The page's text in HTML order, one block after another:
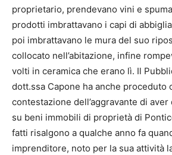
proprietario, prendevano vini e
prodotti imbrattavano i capi di
poi imbrattavano le mura del suo
collocato nell’abitazione, infine
volti in ceramica che erano lì. Il
dott.ssa Capone ha anche proceduto
contestazione dell’aggravante di
su beni immobili di proprietà di
fatti risalgono a qualche anno fa
imprenditore, noto per la sua attività